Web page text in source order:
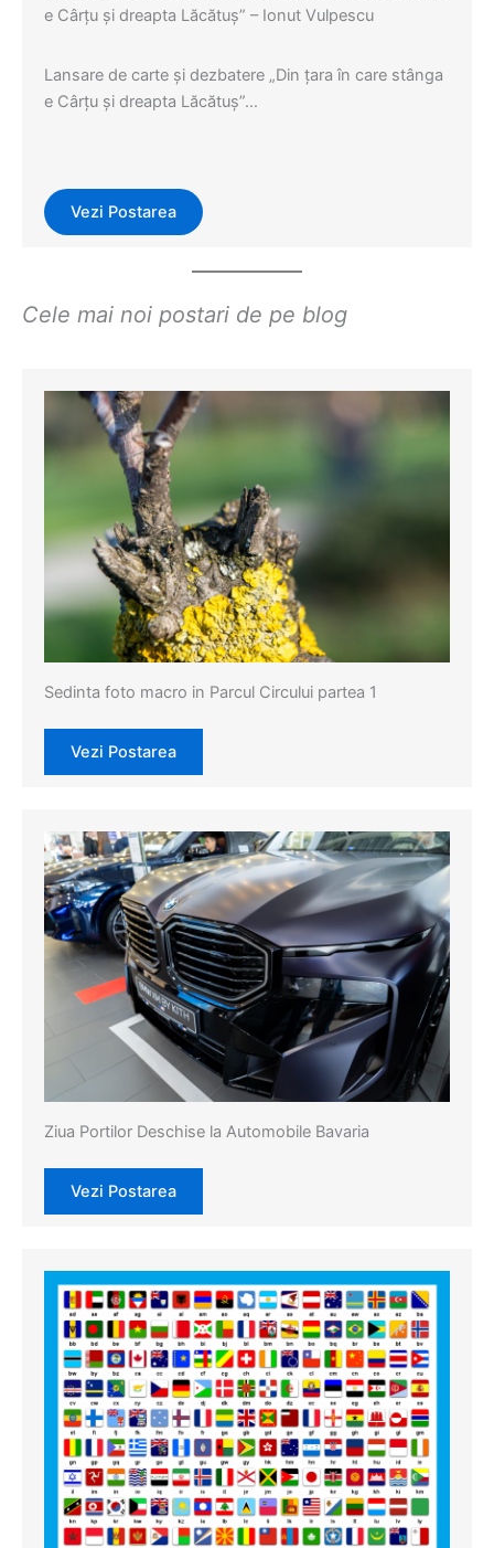
e Cârţu şi dreapta Lăcătuş” – Ionut Vulpescu
Evenimente,Events
Lansare de carte şi dezbatere „Din ţara în care stânga
e Cârţu şi dreapta Lăcătuş”…
Vezi Postarea
Cele mai noi postari de pe blog
Sedinta foto macro in Parcul Circului partea 1
Vezi Postarea
Ziua Portilor Deschise la Automobile Bavaria
Vezi Postarea